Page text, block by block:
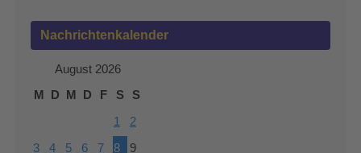
Nachrichtenkalender
August 2026
M
D M D F S S
1 2
3 4 5 6 7 8 9